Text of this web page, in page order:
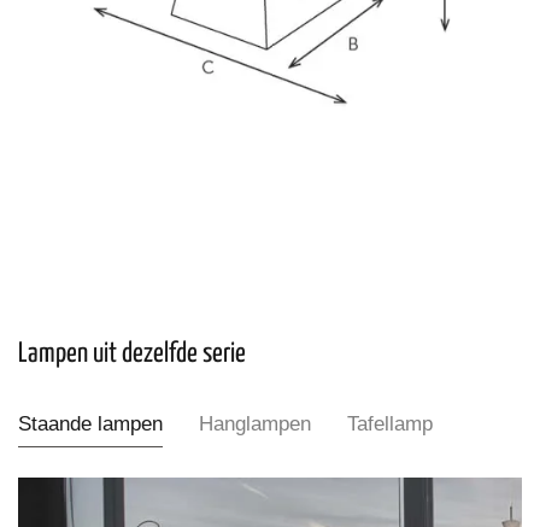
Lampen uit dezelfde serie
Staande lampen Hanglampen Tafellamp